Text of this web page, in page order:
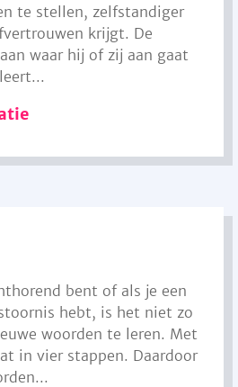
te stellen, zelfstandiger
krijgt. De
waar hij of zij aan gaat
bent of als je een
hebt, is het niet zo
woorden te leren. Met
in vier stappen. Daardoor